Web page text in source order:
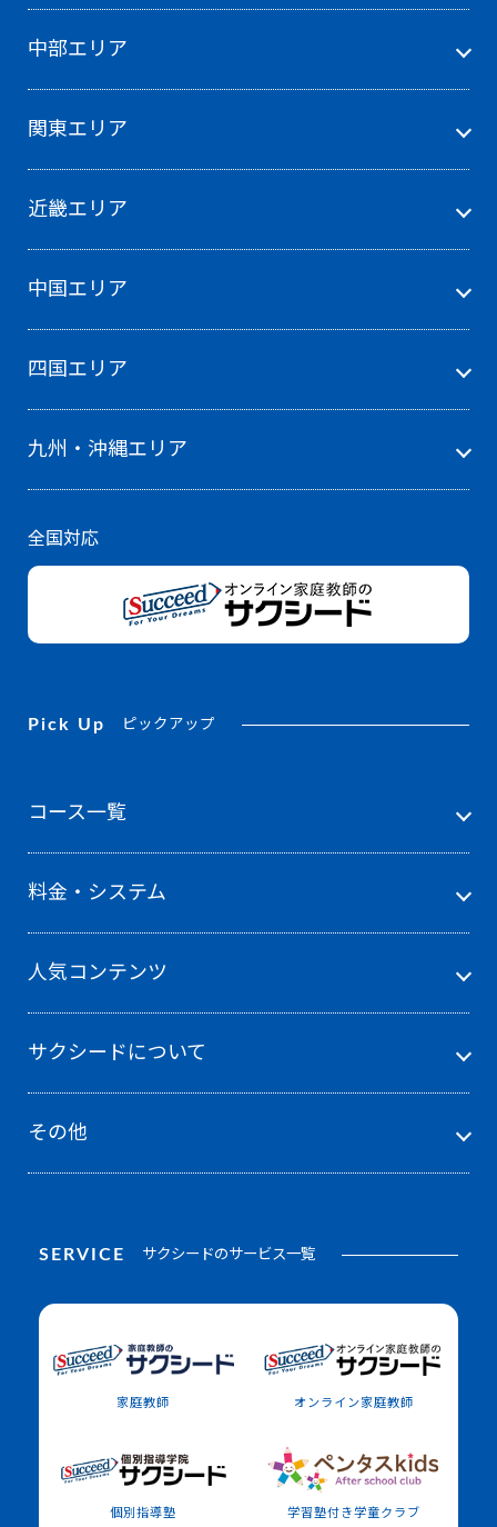
中部エリア
関東エリア
近畿エリア
中国エリア
四国エリア
九州・沖縄エリア
全国対応
Pick Up ピックアップ
サクシードについて
料金・システム
コース一覧
人気コンテンツ
その他
SERVICE サクシードのサービス一覧
家庭教師 オンライン家庭教師
個別指導塾 学習塾付き学童クラブ